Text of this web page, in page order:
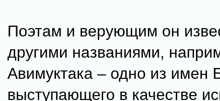
Поэтам и верующим он
другими названиями,
Авимуктака – одно из имен
выступающего в качестве